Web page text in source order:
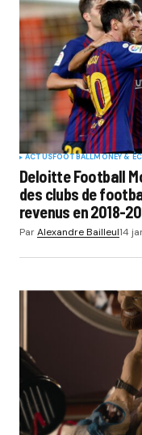
ACTUSFOOTBALLMONEY &
Deloitte Football
des clubs de
revenus en 2018-
ParAlexandre Bailleul14